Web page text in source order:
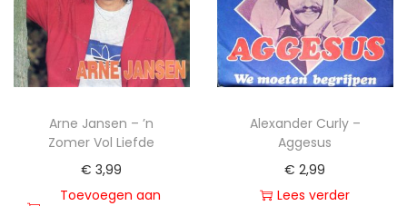
Arne Jansen – ’n
Zomer Vol Liefde
€ 3,99
Toevoegen aan
Alexander Curly –
Aggesus
€ 2,99
Lees verder